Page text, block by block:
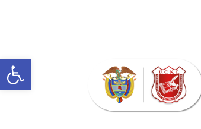
Abrir barra de herramientas